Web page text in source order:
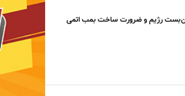
بن‌بست رژیم و ضرورت ساخت بمب اتمی